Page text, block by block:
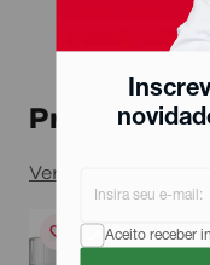
Aceito receber
Produtos
Ver todos